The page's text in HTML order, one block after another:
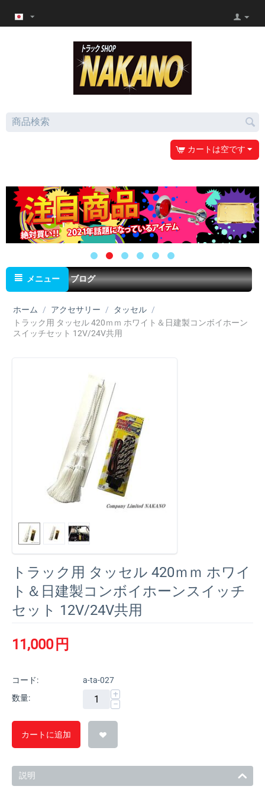
カートは空です
メニュー ブログ
ホーム / アクセサリー / タッセル /
トラック用 タッセル 420ｍｍ ホワイト＆日建製コンボイホーン
スイッチセット 12V/24V共用
トラック用 タッセル 420ｍｍ ホワイ
ト＆日建製コンボイホーンスイッチ
セット 12V/24V共用
11,000 円
コード:
a-ta-027
数量:
+
−
カートに追加
説明